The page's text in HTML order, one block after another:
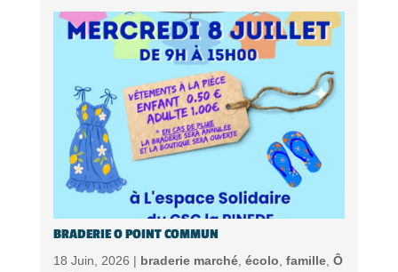
BRADERIE O POINT COMMUN
18 Juin, 2026 | braderie marché, écolo famille, Ô